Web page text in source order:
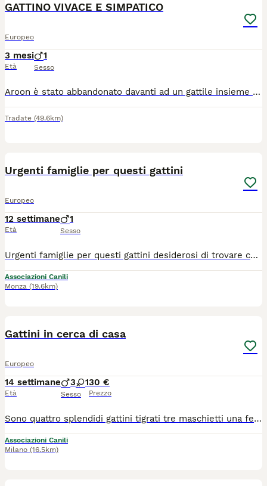
GATTINO VIVACE E SIMPATICO
Europeo
3 mesi
Età
1
Sesso
Aroon è stato abbandonato davanti ad un gattile insieme ad altri 4 gattini. Subito portato a casa di una volontaria è cresciuto in un ambiente sereno, coccolato e socializzatissimo. Si affida, dopo preaffido, a Varese-Como con modulo affido e contributo spese per l'associazione.
Tradate (49.6km)
Urgenti famiglie per questi gattini
Europeo
12 settimane
Età
1
Sesso
Urgenti famiglie per questi gattini desiderosi di trovare casa... tutti vittime dell' abbandono. Cresciuti in casa Usano gia la lettiera. Per informazioni 34/ 0578/ 3896.. Chiamateci per salvarne uno Vengono affidati solo in casa e in sicurezza.. arrivano CON STAFFETTA.
Associazioni Canili
Monza (19.6km)
Gattini in cerca di casa
Europeo
14 settimane
Età
3 1
Sesso
30 €
Prezzo
Sono quattro splendidi gattini tigrati tre maschietti una femminuccia buoni affettuosi nati in casa . I gattini sono stati testati fiv e felv negativi sono sverminati e trattati con antiparassitario. Se volete venire a conoscerli contattate Dalila al 347 84 86 232
Associazioni Canili
Milano (16.5km)